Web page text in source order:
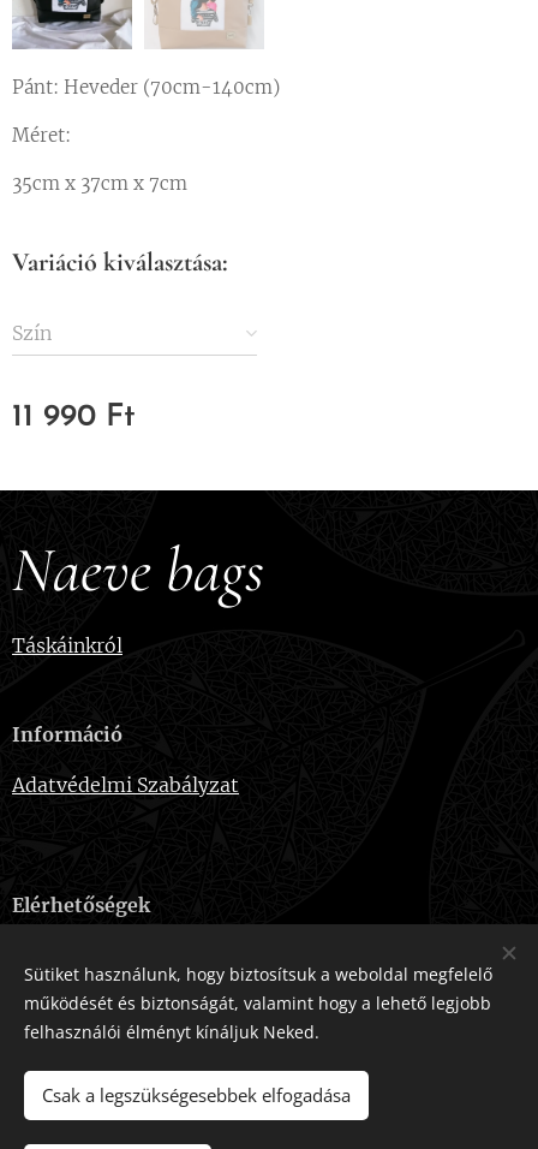
Pánt: Heveder (70cm-140cm)
Méret:
35cm x 37cm x 7cm
Variáció kiválasztása:
Szín
11 990 Ft
Naeve bags
Táskáinkról
Információ
Adatvédelmi Szabályzat
Elérhetőségek
Telefonszám:+36-20-915-2724
Az oldalt aWebnodeműködteti
Sütiket használunk, hogy biztosítsuk a weboldal megfelelő
működését és biztonságát, valamint hogy a lehető legjobb
felhasználói élményt kínáljuk Neked.
Csak a legszükségesebbek elfogadása